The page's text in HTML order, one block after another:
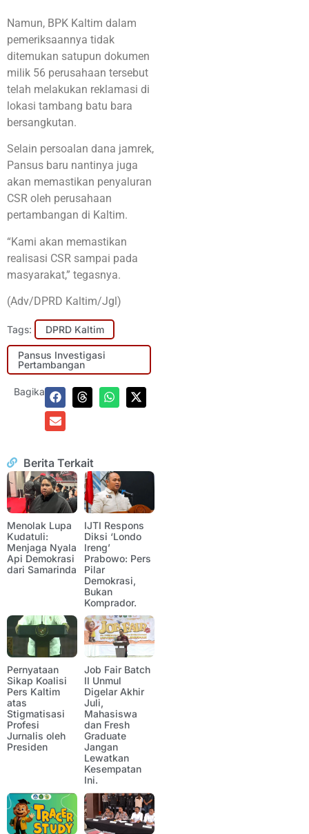
Namun, BPK Kaltim dalam
pemeriksaannya tidak
ditemukan satupun dokumen
milik 56 perusahaan tersebut
telah melakukan reklamasi di
lokasi tambang batu bara
bersangkutan.
Selain persoalan dana jamrek,
Pansus baru nantinya juga
akan memastikan penyaluran
CSR oleh perusahaan
pertambangan di Kaltim.
“Kami akan memastikan
realisasi CSR sampai pada
masyarakat,” tegasnya.
(Adv/DPRD Kaltim/Jgl)
Tags: DPRD Kaltim
Pansus Investigasi
Pertambangan
Bagikan:
Berita Terkait
Menolak Lupa
Kudatuli:
Menjaga Nyala
Api Demokrasi
dari Samarinda
IJTI Respons
Diksi ‘Londo
Ireng’
Prabowo: Pers
Pilar
Demokrasi,
Bukan
Komprador.
Pernyataan
Sikap Koalisi
Pers Kaltim
atas
Stigmatisasi
Profesi
Jurnalis oleh
Presiden
Job Fair Batch
II Unmul
Digelar Akhir
Juli,
Mahasiswa
dan Fresh
Graduate
Jangan
Lewatkan
Kesempatan
Ini.